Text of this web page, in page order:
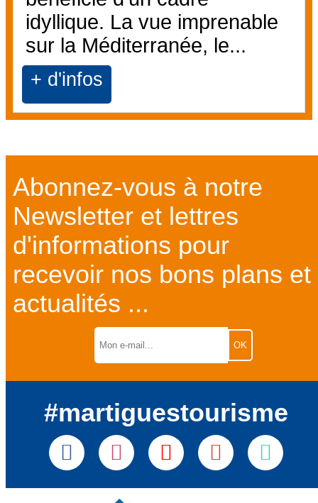
idyllique. La vue imprenable
sur la Méditerranée, le...
+ d'infos
Abonnez-vous à notre
Newsletter et lettres
d'informations pour
recevoir nos bons plans et
actualités ...
#martiguestourisme